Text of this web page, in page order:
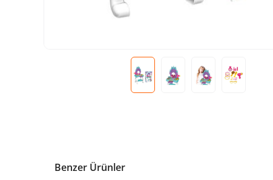
Benzer Ürünler